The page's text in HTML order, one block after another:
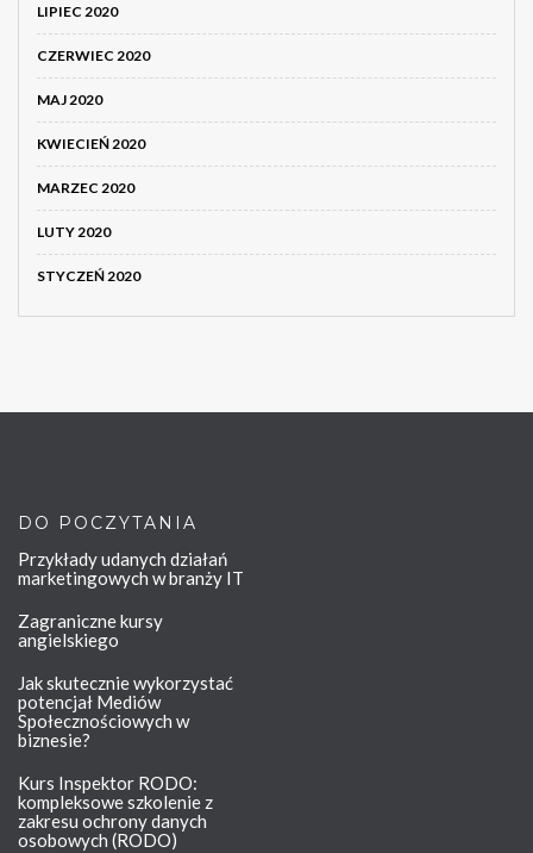
LIPIEC 2020
CZERWIEC 2020
MAJ 2020
KWIECIEŃ 2020
MARZEC 2020
LUTY 2020
STYCZEŃ 2020
DO POCZYTANIA
Przykłady udanych działań
marketingowych w branży IT
Zagraniczne kursy
angielskiego
Jak skutecznie wykorzystać
potencjał Mediów
Społecznościowych w
biznesie?
Kurs Inspektor RODO:
kompleksowe szkolenie z
zakresu ochrony danych
osobowych (RODO)